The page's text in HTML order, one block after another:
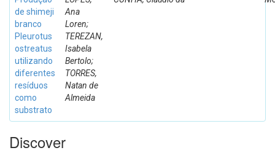
de shimeji
branco
Pleurotus
ostreatus
utilizando
diferentes
resíduos
como
substrato
Ana
Loren;
TEREZAN,
Isabela
Bertolo;
TORRES,
Natan de
Almeida
Discover